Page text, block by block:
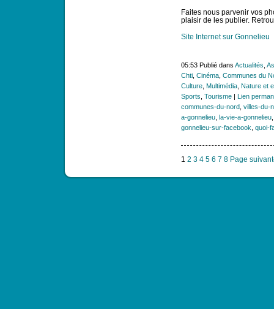
Faites nous parvenir vos
plaisir de les publier.
Site Internet sur Gonnelieu
05:53 Publié dans Actualités
Chti, Cinéma, Communes du
Culture, Multimédia, Nature et
Sports Tourisme| Lien
communes-du-nord, villes-du-
a-gonnelieu, la-vie-a-gonnelieu
gonnelieu-sur-facebook quoi-
1 2 3 4 5 6 7 8 Page